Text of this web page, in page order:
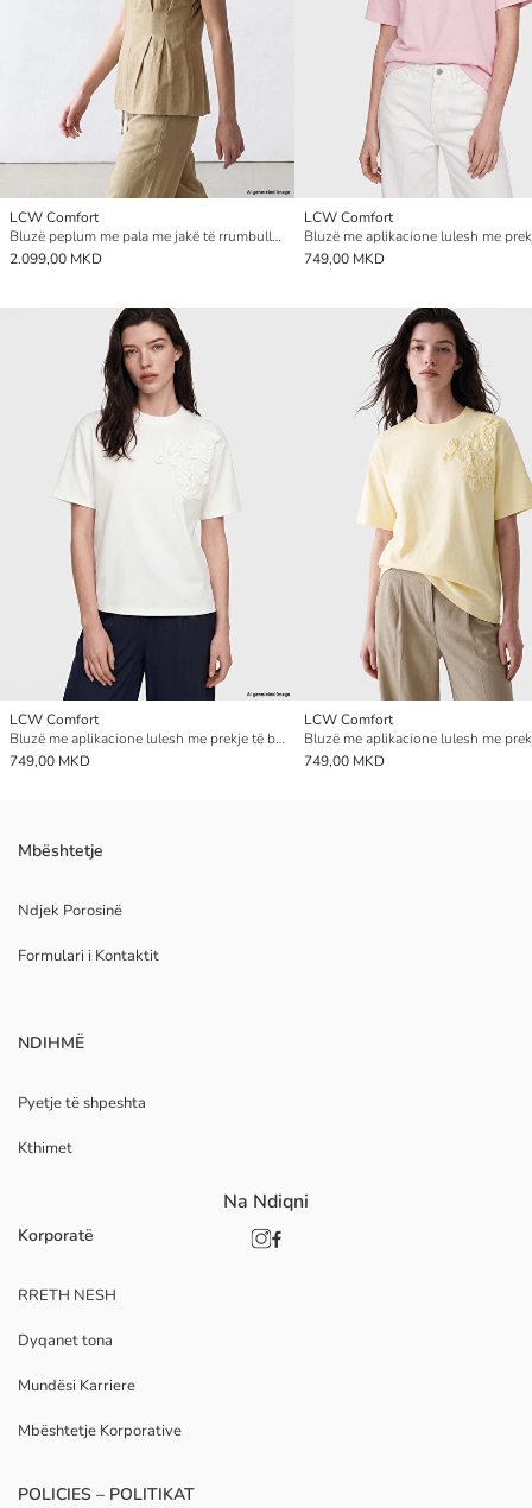
LCW Comfort
Bluzë peplum me pala me jakë të rrumbullakët për gra
2.099,00 MKD
LCW Comfort
749,00 MKD
LCW Comfort
Bluzë me aplikacione lulesh me prekje të butë
749,00 MKD
LCW Comfort
749,00 MKD
Mbështetje
Ndjek Porosinë
Formulari i Kontaktit
NDIHMË
Pyetje të shpeshta
Kthimet
Korporatë
RRETH NESH
Dyqanet tona
Mundësi Karriere
Mbështetje Korporative
POLICIES – POLITIKAT
Na Ndiqni